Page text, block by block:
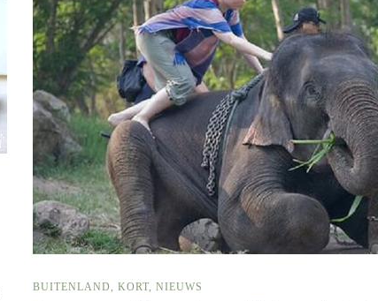
BUITENLAND, KORT, NIEUWS